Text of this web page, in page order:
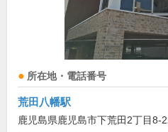
所在地・電話番号
荒田八幡駅
鹿児島県鹿児島市下荒田2丁目8-